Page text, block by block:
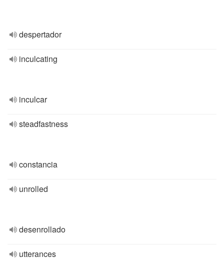
despertador
inculcating
inculcar
steadfastness
constancia
unrolled
desenrollado
utterances